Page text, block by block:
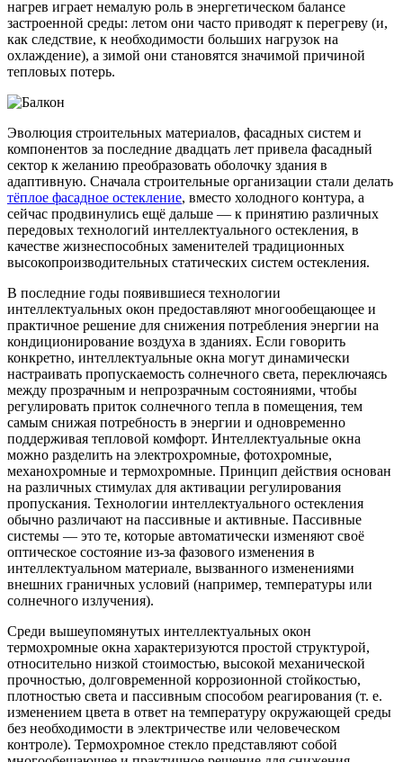
нагрев играет немалую роль в энергетическом балансе
застроенной среды: летом они часто приводят к перегреву (и,
как следствие, к необходимости больших нагрузок на
охлаждение), а зимой они становятся значимой причиной
тепловых потерь.
Эволюция строительных материалов, фасадных систем и
компонентов за последние двадцать лет привела фасадный
сектор к желанию преобразовать оболочку здания в
адаптивную. Сначала строительные организации стали делать
тёплое фасадное остекление, вместо холодного контура, а
сейчас продвинулись ещё дальше — к принятию различных
передовых технологий интеллектуального остекления, в
качестве жизнеспособных заменителей традиционных
высокопроизводительных статических систем остекления.
В последние годы появившиеся технологии
интеллектуальных окон предоставляют многообещающее и
практичное решение для снижения потребления энергии на
кондиционирование воздуха в зданиях. Если говорить
конкретно, интеллектуальные окна могут динамически
настраивать пропускаемость солнечного света, переключаясь
между прозрачным и непрозрачным состояниями, чтобы
регулировать приток солнечного тепла в помещения, тем
самым снижая потребность в энергии и одновременно
поддерживая тепловой комфорт. Интеллектуальные окна
можно разделить на электрохромные, фотохромные,
механохромные и термохромные. Принцип действия основан
на различных стимулах для активации регулирования
пропускания. Технологии интеллектуального остекления
обычно различают на пассивные и активные. Пассивные
системы — это те, которые автоматически изменяют своё
оптическое состояние из-за фазового изменения в
интеллектуальном материале, вызванного изменениями
внешних граничных условий (например, температуры или
солнечного излучения).
Среди вышеупомянутых интеллектуальных окон
термохромные окна характеризуются простой структурой,
относительно низкой стоимостью, высокой механической
прочностью, долговременной коррозионной стойкостью,
плотностью света и пассивным способом реагирования (т. е.
изменением цвета в ответ на температуру окружающей среды
без необходимости в электричестве или человеческом
контроле). Термохромное стекло представляют собой